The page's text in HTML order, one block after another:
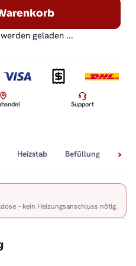
geladen ...
Support
Heizstab Befüllung
– kein Heizungsanschluss nötig.